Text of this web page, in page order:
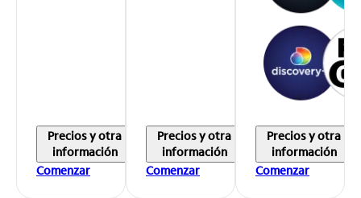
Precios y otra
información
Comenzar
Precios y otra
información
Comenzar
Precios y otra
información
Comenzar